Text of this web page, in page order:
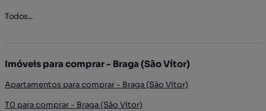
Todos...
Imóveis para comprar - Braga (São Vítor)
Apartamentos para comprar - Braga (São Vítor)
T0 para comprar - Braga (São Vítor)